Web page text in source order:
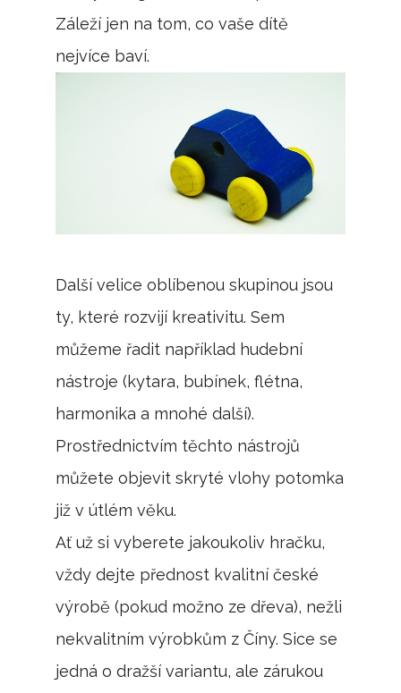
Záleží jen na tom, co vaše dítě
nejvíce baví.
Další velice oblíbenou skupinou jsou
ty, které rozvijí kreativitu. Sem
můžeme řadit například hudební
nástroje (kytara, bubínek, flétna,
harmonika a mnohé další).
Prostřednictvím těchto nástrojů
můžete objevit skryté vlohy potomka
již v útlém věku.
Ať už si vyberete jakoukoliv hračku,
vždy dejte přednost kvalitní české
výrobě (pokud možno ze dřeva), nežli
nekvalitním výrobkům z Číny. Sice se
jedná o dražší variantu, ale zárukou